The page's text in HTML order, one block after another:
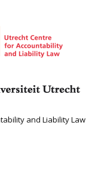
and Liability Law
naar de inhoud